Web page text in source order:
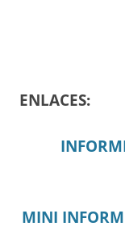
ENLACES:
MINI